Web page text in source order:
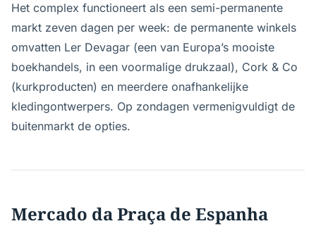
Het complex functioneert als een semi-permanente
markt zeven dagen per week: de permanente winkels
omvatten Ler Devagar (een van Europa’s mooiste
boekhandels, in een voormalige drukzaal), Cork & Co
(kurkproducten) en meerdere onafhankelijke
kledingontwerpers. Op zondagen vermenigvuldigt de
buitenmarkt de opties.
Mercado da Praça de Espanha